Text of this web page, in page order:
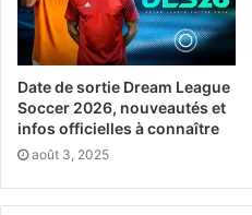
Date de sortie Dream League
Soccer 2026, nouveautés et
infos officielles à connaître
août 3, 2025